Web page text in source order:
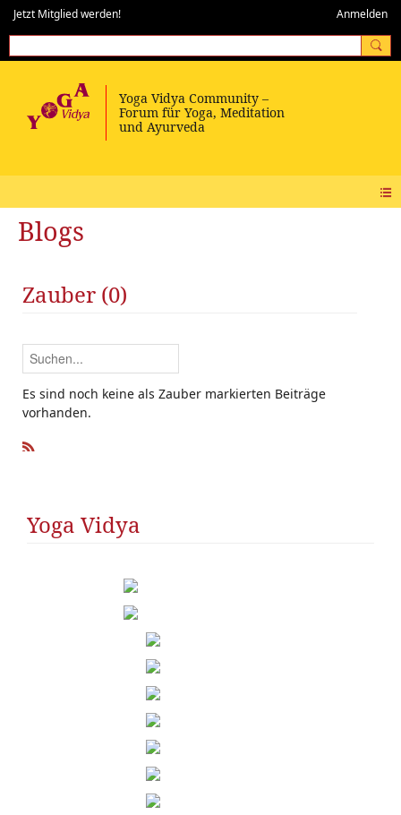
Jetzt Mitglied werden! Anmelden
Blogs
Zauber (0)
Es sind noch keine als Zauber markierten Beiträge
vorhanden.
Yoga Vidya